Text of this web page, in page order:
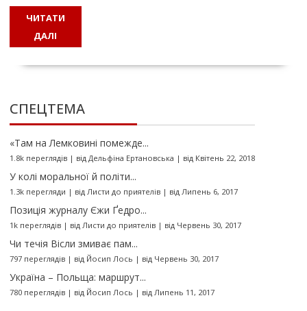
ЧИТАТИ
ДАЛІ
СПЕЦТЕМА
«Там на Лемковині помежде...
1.8k переглядів| від Дельфіна Ертановська | від Квітень 22, 2018
У колі моральної й політи...
1.3k перегляди | від Листи до приятелів| від Липень 6, 2017
Позиція журналу Єжи Ґедро...
1k переглядів| від Листи до приятелів| від Червень 30, 2017
Чи течія Вісли змиває пам...
797 переглядів| від Йосип Лось | від Червень 30, 2017
Україна – Польща: маршрут...
780 переглядів| від Йосип Лось | від Липень 11, 2017